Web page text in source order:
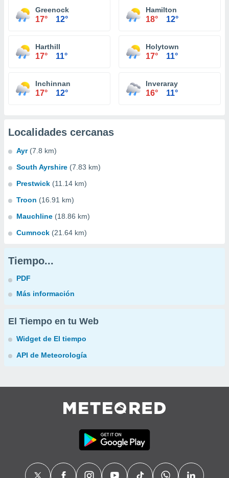
Greenock
17° 12°
Hamilton
18° 12°
Harthill
17° 11°
Holytown
17° 11°
Inchinnan
17° 12°
Inveraray
16° 11°
Localidades cercanas
Ayr (7.8 km)
South Ayrshire (7.83 km)
Prestwick (11.14 km)
Troon (16.91 km)
Mauchline (18.86 km)
Cumnock (21.64 km)
Tiempo...
PDF
Más información
El Tiempo en tu Web
Widget de El tiempo
API de Meteorología